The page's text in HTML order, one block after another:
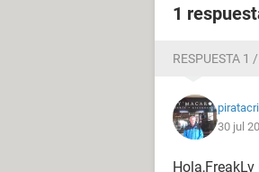
1
RESPUESTA 1 /
30 jul